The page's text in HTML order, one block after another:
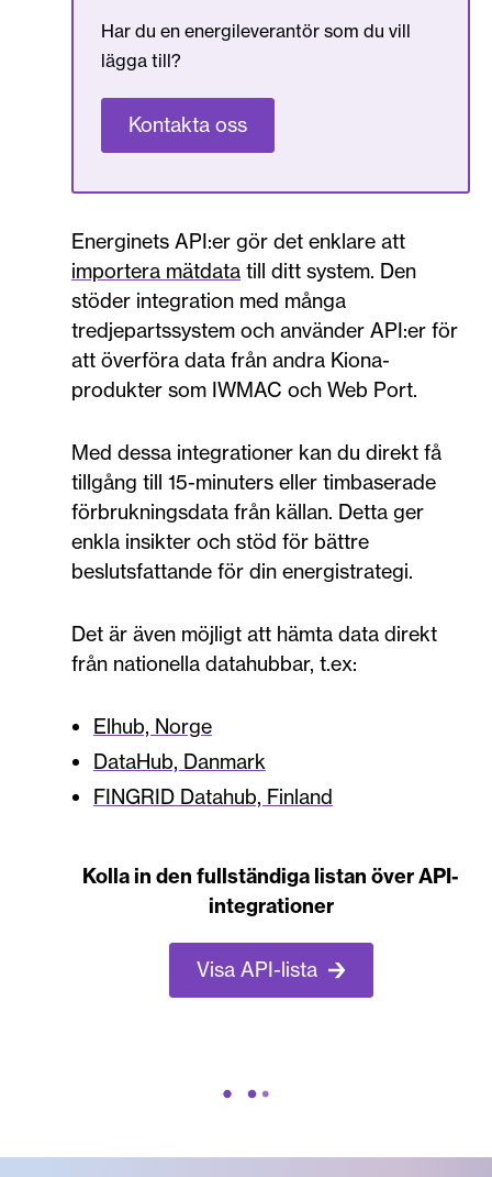
Har du en energileverantör som du vill
lägga till?
Kontakta oss
Energinets API:er gör det enklare att
importera mätdata till ditt system. Den
stöder integration med många
tredjepartssystem och använder API:er för
att överföra data från andra Kiona-
produkter som IWMAC och Web Port.
Med dessa integrationer kan du direkt få
tillgång till 15-minuters eller timbaserade
förbrukningsdata från källan. Detta ger
enkla insikter och stöd för bättre
beslutsfattande för din energistrategi.
Det är även möjligt att hämta data direkt
från nationella datahubbar, t.ex:
Elhub, Norge
DataHub, Danmark
FINGRID Datahub, Finland
Kolla in den fullständiga listan över API-
integrationer
Visa API-lista